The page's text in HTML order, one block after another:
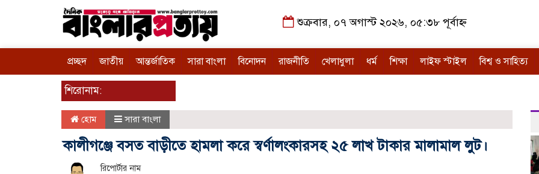
শুক্রবার, ০৭ অগাস্ট ২০২৬, ০৫:৩৮ পূর্বাহ্ন
প্রচ্ছদ জাতীয় আন্তর্জাতিক সারা বাংলা বিনোদন রাজনীতি খেলাধুলা ধর্ম শিক্ষা লাইফ স্টাইল বিশ্ব ও সাহিত্য
শিরোনাম:
হোম সারা বাংলা
কালীগঞ্জে বসত বাড়ীতে হামলা করে স্বর্ণালংকারসহ ২৫ লাখ টাকার মালামাল লুট।
রিপোর্টার নাম